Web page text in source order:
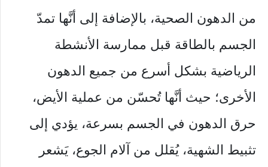
من الدهون الصحية، بالإضافة إلى أنَّها تمدّ
الجسم بالطاقة قبل ممارسة الأنشطة
الرياضية بشكل أسرع من جميع الدهون
الأخرى؛ حيث أنَّها تُحسّن من عملية الأيض،
حرق الدهون في الجسم بسرعة، يؤدي إلى
تثبيط الشهية، يُقلل من آلام الجوع، يَشعر